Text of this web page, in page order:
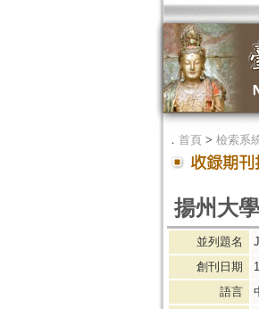
． 首頁> 檢索系
揚州大
並列題名
創刊日期
語言